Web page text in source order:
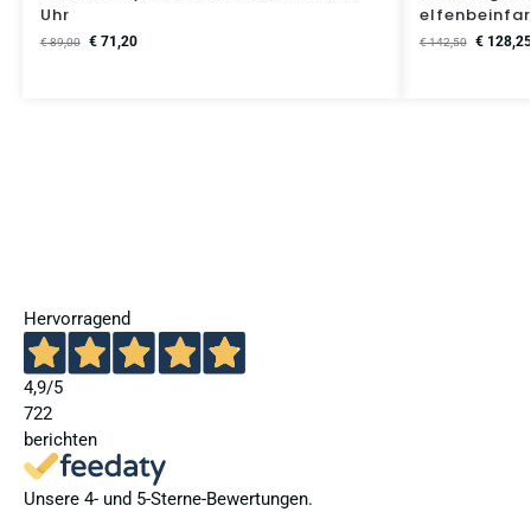
Uhr
€89,00 €71,20 €142,50 €128,25
Hervorragend
4,9/5
722
berichten
Unsere 4- und 5-Sterne-Bewertungen.